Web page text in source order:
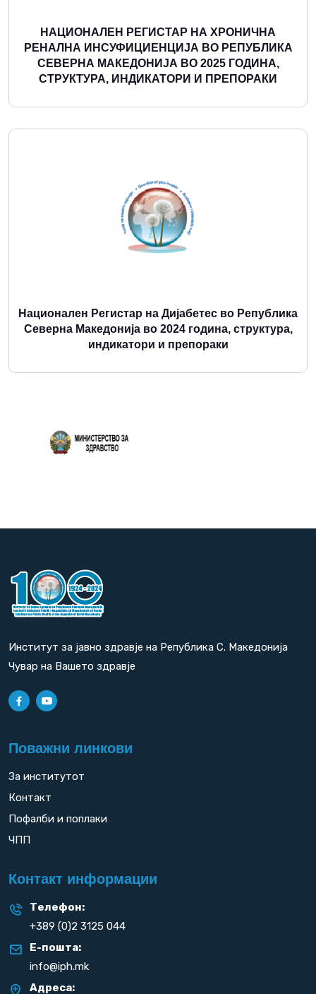
НАЦИОНАЛЕН РЕГИСТАР НА ХРОНИЧНА
РЕНАЛНА ИНСУФИЦИЕНЦИЈА ВО РЕПУБЛИКА
СЕВЕРНА МАКЕДОНИЈА ВО 2025 ГОДИНА,
СТРУКТУРА, ИНДИКАТОРИ И ПРЕПОРАКИ
Повеќе
Национален Регистар на Дијабетес во Република
Северна Македонија во 2024 година, структура,
индикатори и препораки
Институт за јавно здравје на Република С. Македонија
Чувар на Вашето здравје
Поважни линкови
За институтот
Контакт
Пофалби и поплаки
ЧПП
Контакт информации
Телефон:
+389 (0)2 3125 044
Е-пошта:
info@iph.mk
Адреса: